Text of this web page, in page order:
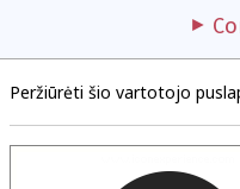
Peržiūrėti šio vartotojo